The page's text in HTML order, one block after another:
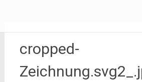
springen
cropped-